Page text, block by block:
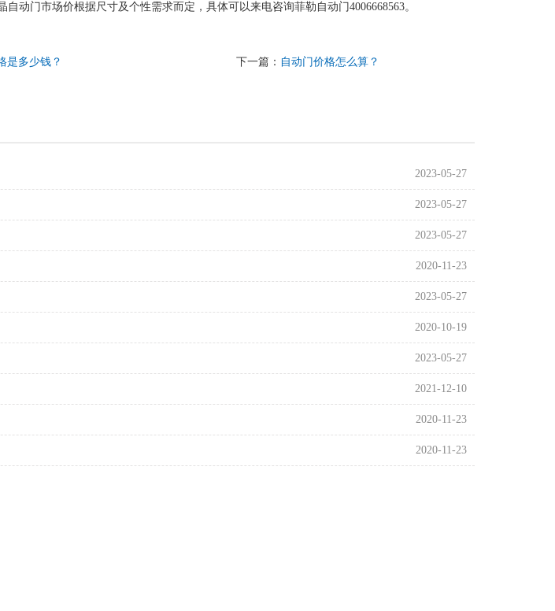
动门市场价根据尺寸及个性需求而定，具体可以来电咨询菲勒自动门4006668563。
是多少钱？ 下一篇： 自动门价格怎么算？
2023-05-27
2023-05-27
2023-05-27
2020-11-23
2023-05-27
2020-10-19
2023-05-27
2021-12-10
2020-11-23
2020-11-23